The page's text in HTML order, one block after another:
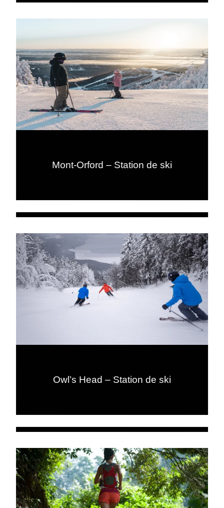
Mont-Orford – Station de ski
Owl’s Head – Station de ski